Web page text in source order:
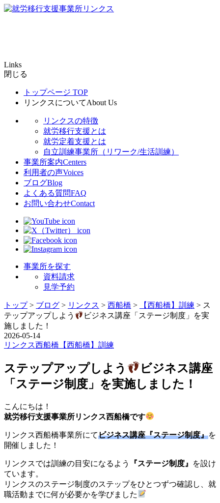
Links
閉じる
トップページ TOP
リンクスについてAbout Us
リンクスの特徴
就労移行支援とは
就労定着支援とは
自立訓練事業所（リワーク/生活訓練）
事業所案内Centers
利用者の声Voices
ブログBlog
よくある質問FAQ
お問い合わせContact
事業所を探す
資料請求
見学予約
トップ> ブログ > リンクス > 西船橋 > 【西船橋】訓練 > ス
テップアップしよう
ビジネス講座「ステージ制度」を実
施しました！
2026-05-14
リンクス西船橋 【西船橋】訓練
ステップアップしよう
ビジネス講座
「ステージ制度」を実施しました！
こんにちは！
就労移行支援事業所リンクス西船橋です
リンクス西船橋事業所にてビジネス講座『ステージ制度』を
開催しました！
リンクスでは訓練の目安になるよう 『ステージ制度』
を設け
ています。
リンクスのステージ制度のステップをひとつずつ確認し、就
職活動までに何が必要かを学びました